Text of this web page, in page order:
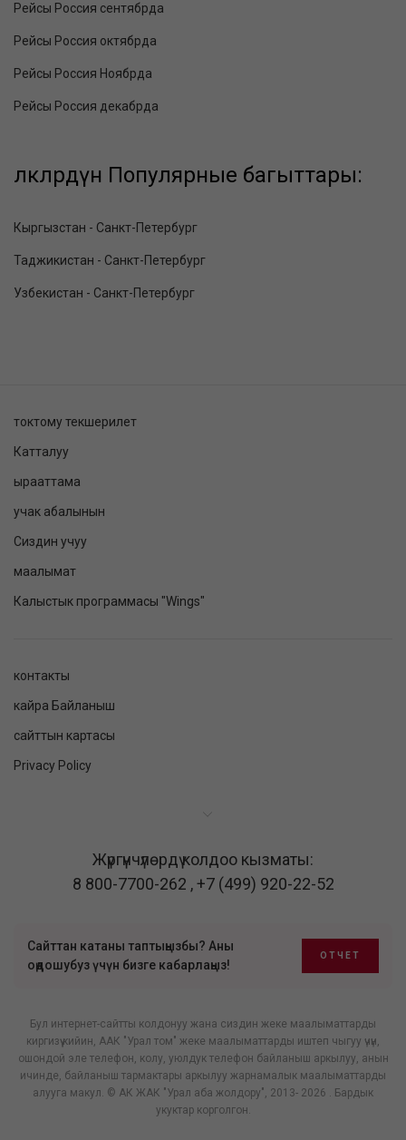
Рейсы Россия сентябрда
Рейсы Россия октябрда
Рейсы Россия Ноябрда
Рейсы Россия декабрда
өлкөлөрдүн Популярные багыттары:
Кыргызстан - Санкт-Петербург
Таджикистан - Санкт-Петербург
Узбекистан - Санкт-Петербург
токтому текшерилет
Катталуу
ырааттама
учак абалынын
Сиздин учуу
маалымат
Калыстык программасы "Wings"
контакты
кайра Байланыш
сайттын картасы
Privacy Policy
Жүргүнчүлөрдү колдоо кызматы:
8 800-7700-262 ,+7 (499) 920-22-52
Сайттан катаны таптыңызбы? Аны
оңдошубуз үчүн бизге кабарлаңыз!
ОТЧЕТ
Бул интернет-сайтты колдонуу жана сиздин жеке маалыматтарды
киргизүү кийин, ААК "Урал том" жеке маалыматтарды иштеп чыгуу үчүн,
ошондой эле телефон, колу, уюлдук телефон байланыш аркылуу, анын
ичинде, байланыш тармактары аркылуу жарнамалык маалыматтарды
алууга макул. © АК ЖАК "Урал аба жолдору", 2013- 2026 . Бардык
укуктар корголгон.